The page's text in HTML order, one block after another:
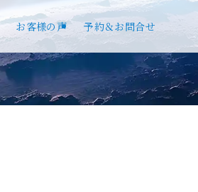
お客様の声 予約＆お問合せ